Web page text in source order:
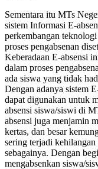
Sementara itu MTs
sistem Informasi E-
perkembangan
proses pengabsenan
Keberadaan E-absensi
dalam proses
ada siswa yang tidak
Dengan adanya sistem
dapat digunakan untuk
absensi siswa/siswi di
absensi juga menjamin
kertas, dan besar
sering terjadi
sebagainya. Dengan
mengabsenkan siswa/